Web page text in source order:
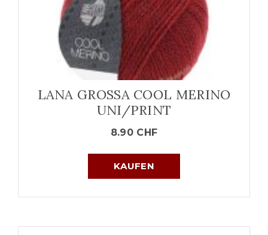
LANA GROSSA COOL MERINO
UNI/PRINT
8.90 CHF
KAUFEN